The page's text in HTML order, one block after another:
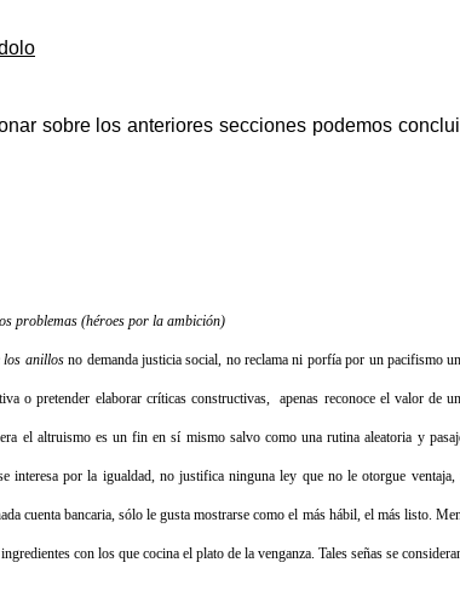
sobre los anteriores secciones podemos
problemas (héroes por la ambición)
los anillosno demanda justicia social, no reclama ni porfía por un pacifismo
o pretender elaborar críticas constructivas, apenas reconoce el valor de
el altruismo es un fin en sí mismo salvo como una rutina aleatoria y
interesa por la igualdad, no justifica ninguna ley que no le otorgue
cuenta bancaria, sólo le gusta mostrarse como el más hábil, el más listo.
con los que cocina el plato de la venganza. Tales señas se